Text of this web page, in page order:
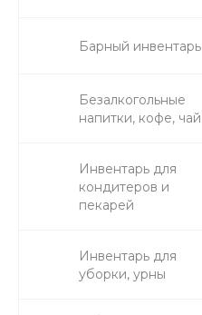
Барный инвентарь
Безалкогольные
напитки, кофе, чай
Инвентарь для
кондитеров и
пекарей
Инвентарь для
уборки, урны